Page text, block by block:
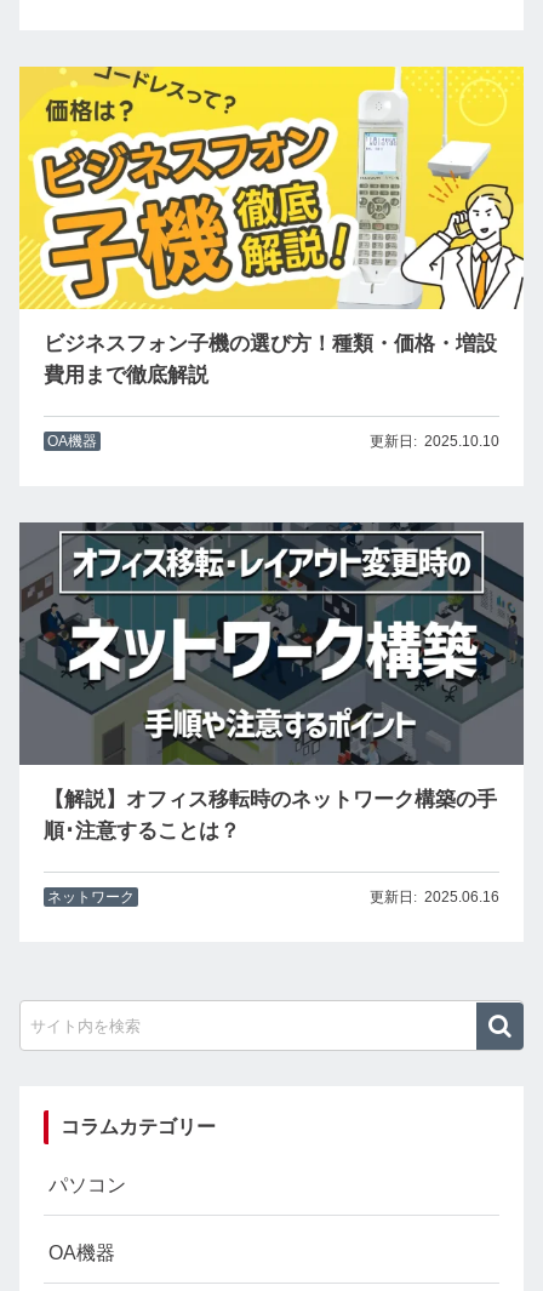
ビジネスフォン子機の選び方！種類・価格・増設
費用まで徹底解説
OA機器 2025.10.10
【解説】オフィス移転時のネットワーク構築の手
順･注意することは？
ネットワーク 2025.06.16
コラムカテゴリー
パソコン
OA機器